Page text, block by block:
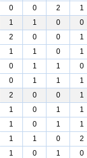
0 0 2
1
1 1 0
0
2 0 0
1
1 1 0
1
0 1 1
0
0 1 1
1
2 0 0
1
1 0 1
1
1 0 1
1
1 1 0
2
1 0 1
0